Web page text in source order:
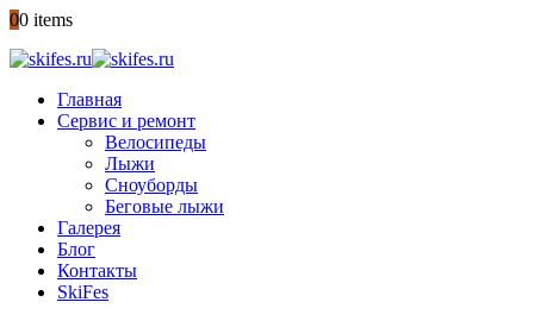
00 items
Главная
Сервис и ремонт
Велосипеды
Лыжи
Сноуборды
Беговые лыжи
Галерея
Блог
Контакты
SkiFes